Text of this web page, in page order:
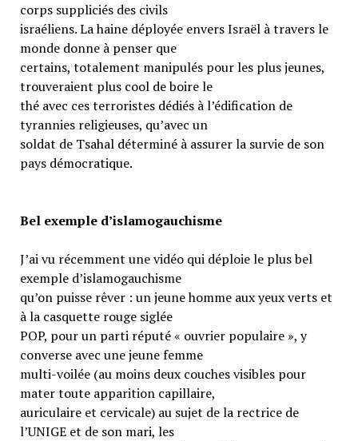
corps suppliciés des civils
israéliens. La haine déployée envers Israël à travers le
monde donne à penser que
certains, totalement manipulés pour les plus jeunes,
trouveraient plus cool de boire le
thé avec ces terroristes dédiés à l’édification de
tyrannies religieuses, qu’avec un
soldat de Tsahal déterminé à assurer la survie de son
pays démocratique.
Bel exemple d’islamogauchisme
J’ai vu récemment une vidéo qui déploie le plus bel
exemple d’islamogauchisme
qu’on puisse rêver : un jeune homme aux yeux verts et
à la casquette rouge siglée
POP, pour un parti réputé « ouvrier populaire », y
converse avec une jeune femme
multi-voilée (au moins deux couches visibles pour
mater toute apparition capillaire,
auriculaire et cervicale) au sujet de la rectrice de
l’UNIGE et de son mari, les